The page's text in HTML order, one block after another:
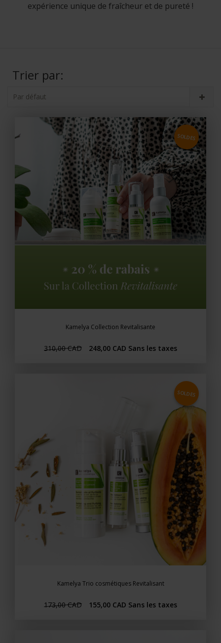
expérience unique de fraîcheur et de pureté !
Trier par:
Par défaut
SOLDES
Kamelya Collection Revitalisante
310,00 CAD 248,00 CAD Sans les taxes
SOLDES
Kamelya Trio cosmétiques Revitalisant
173,00 CAD 155,00 CAD Sans les taxes